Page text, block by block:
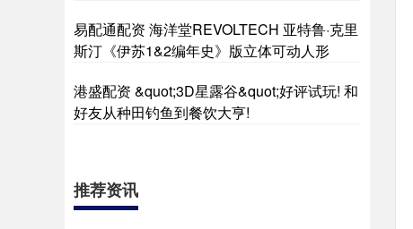
易配通配资 海洋堂REVOLTECH 亚特鲁·克里
斯汀《伊苏1&2编年史》版立体可动人形
港盛配资 &quot;3D星露谷&quot;好评试玩! 和
好友从种田钓鱼到餐饮大亨!
推荐资讯